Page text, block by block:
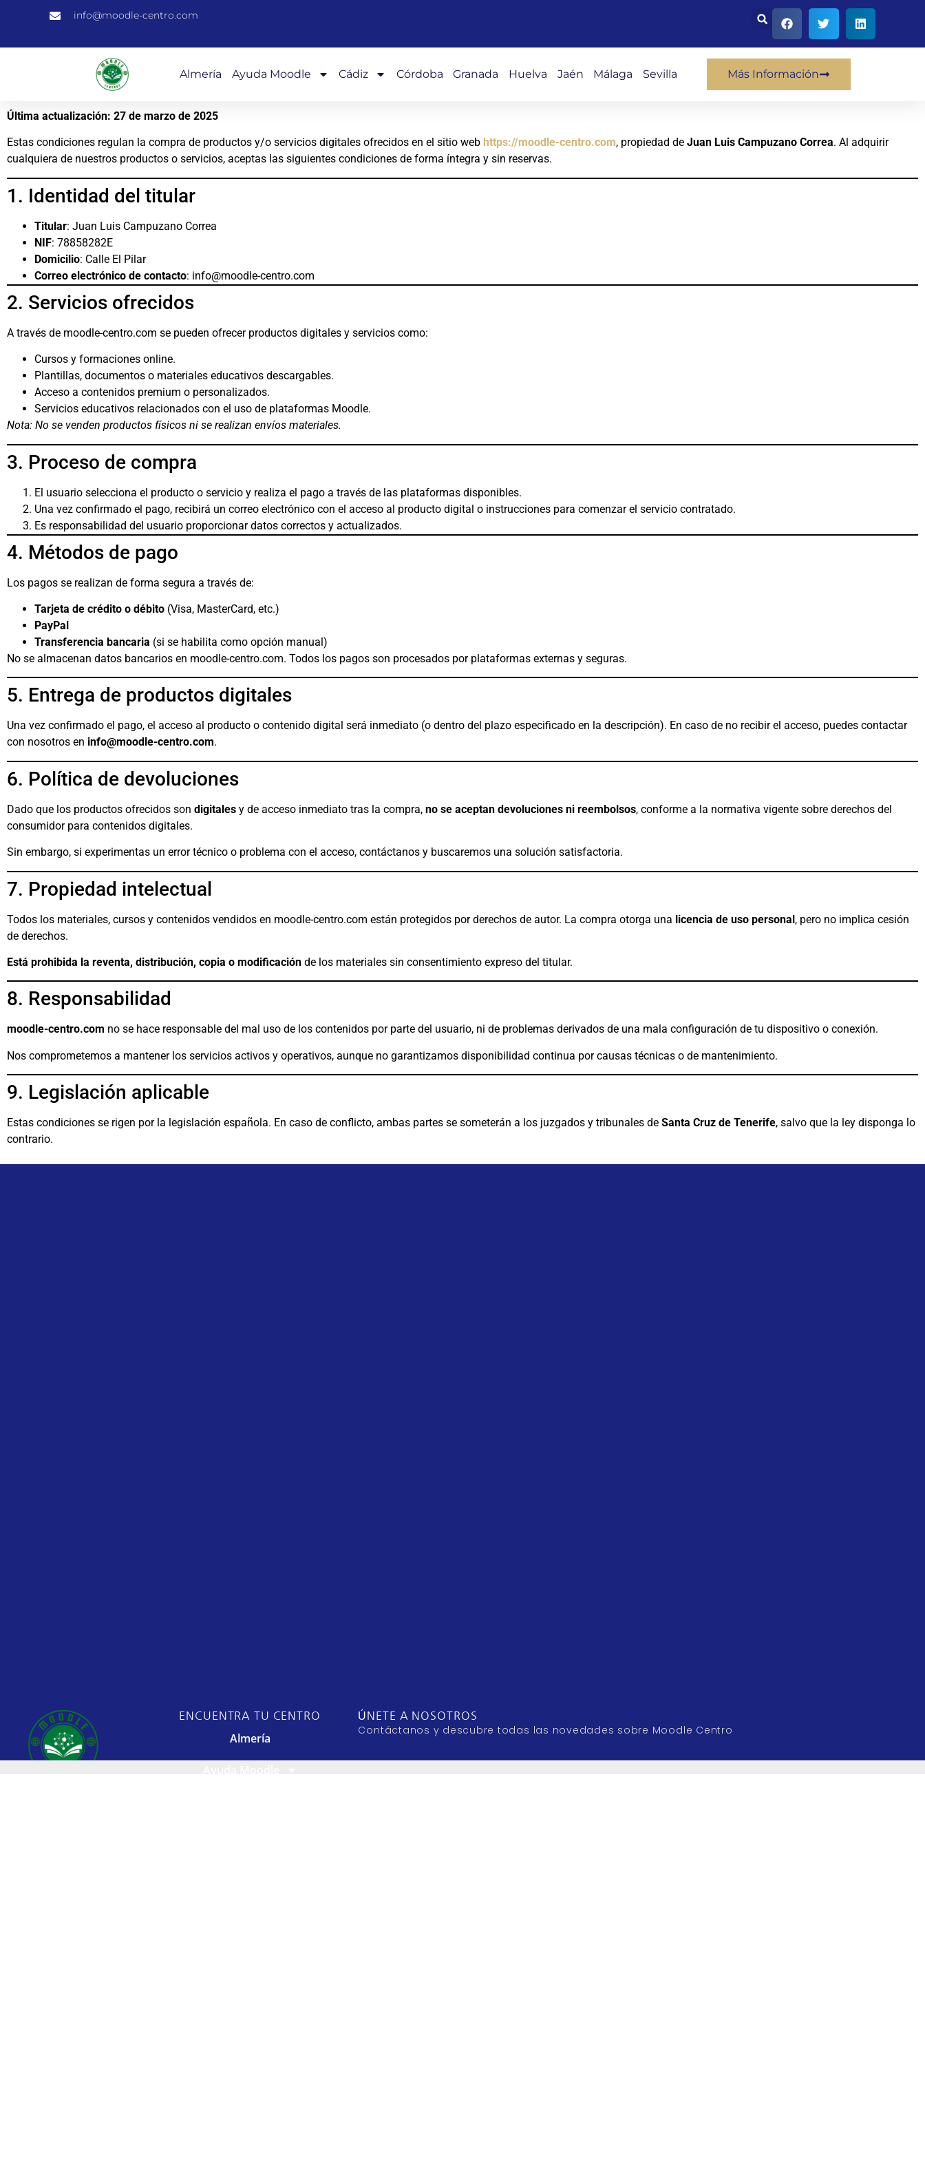
info@moodle-centro.com
Almería Ayuda Moodle Cádiz Córdoba Granada Huelva Jaén Málaga Sevilla Más Información
Última actualización: 27 de marzo de 2025
Estas condiciones regulan la compra de productos y/o servicios digitales ofrecidos en el sitio web https://moodle-centro.com, propiedad de Juan Luis Campuzano Correa. Al adquirir
cualquiera de nuestros productos o servicios, aceptas las siguientes condiciones de forma íntegra y sin reservas.
1. Identidad del titular
Titular: Juan Luis Campuzano Correa
NIF: 78858282E
Domicilio: Calle El Pilar
Correo electrónico de contacto: info@moodle-centro.com
2. Servicios ofrecidos
A través de moodle-centro.com se pueden ofrecer productos digitales y servicios como:
Cursos y formaciones online.
Plantillas, documentos o materiales educativos descargables.
Acceso a contenidos premium o personalizados.
Servicios educativos relacionados con el uso de plataformas Moodle.
Nota: No se venden productos físicos ni se realizan envíos materiales.
3. Proceso de compra
El usuario selecciona el producto o servicio y realiza el pago a través de las plataformas disponibles.
Una vez confirmado el pago, recibirá un correo electrónico con el acceso al producto digital o instrucciones para comenzar el servicio contratado.
Es responsabilidad del usuario proporcionar datos correctos y actualizados.
4. Métodos de pago
Los pagos se realizan de forma segura a través de:
Tarjeta de crédito o débito (Visa, MasterCard, etc.)
PayPal
Transferencia bancaria (si se habilita como opción manual)
No se almacenan datos bancarios en moodle-centro.com. Todos los pagos son procesados por plataformas externas y seguras.
5. Entrega de productos digitales
Una vez confirmado el pago, el acceso al producto o contenido digital será inmediato (o dentro del plazo especificado en la descripción). En caso de no recibir el acceso, puedes contactar
con nosotros en info@moodle-centro.com.
6. Política de devoluciones
Dado que los productos ofrecidos son digitales y de acceso inmediato tras la compra, no se aceptan devoluciones ni reembolsos, conforme a la normativa vigente sobre derechos del
consumidor para contenidos digitales.
Sin embargo, si experimentas un error técnico o problema con el acceso, contáctanos y buscaremos una solución satisfactoria.
7. Propiedad intelectual
Todos los materiales, cursos y contenidos vendidos en moodle-centro.com están protegidos por derechos de autor. La compra otorga una licencia de uso personal, pero no implica cesión
de derechos.
Está prohibida la reventa, distribución, copia o modificación de los materiales sin consentimiento expreso del titular.
8. Responsabilidad
moodle-centro.com no se hace responsable del mal uso de los contenidos por parte del usuario, ni de problemas derivados de una mala configuración de tu dispositivo o conexión.
Nos comprometemos a mantener los servicios activos y operativos, aunque no garantizamos disponibilidad continua por causas técnicas o de mantenimiento.
9. Legislación aplicable
Estas condiciones se rigen por la legislación española. En caso de conflicto, ambas partes se someterán a los juzgados y tribunales de Santa Cruz de Tenerife, salvo que la ley disponga lo
contrario.
ENCUENTRA TU CENTRO
Almería
ÚNETE A NOSOTROS
Contáctanos y descubre todas las novedades sobre Moodle Centro